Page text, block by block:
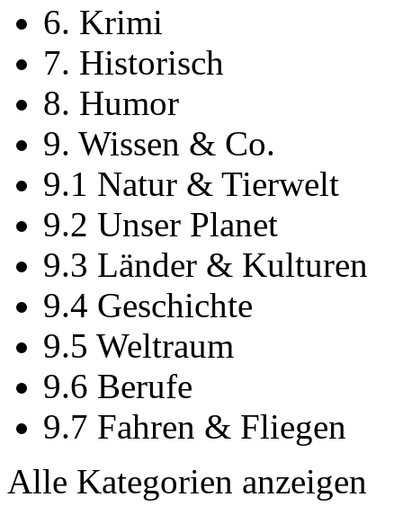
6. Krimi
7. Historisch
8. Humor
9. Wissen & Co.
9.1 Natur & Tierwelt
9.2 Unser Planet
9.3 Länder & Kulturen
9.4 Geschichte
9.5 Weltraum
9.6 Berufe
9.7 Fahren & Fliegen
Alle Kategorien anzeigen